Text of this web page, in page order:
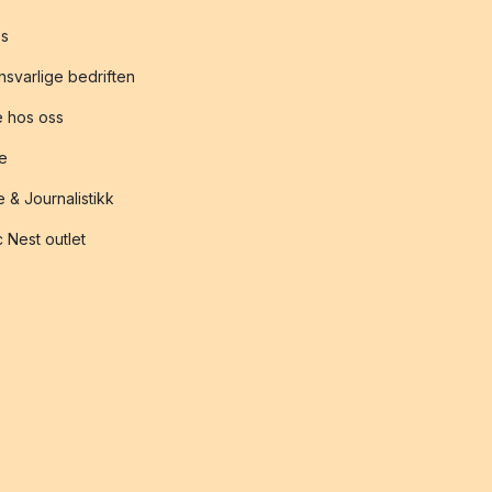
bedriften
hos oss
& Journalistikk
Nest outlet